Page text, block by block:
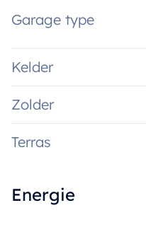
Garage type
Kelder
Zolder
Terras
Energie